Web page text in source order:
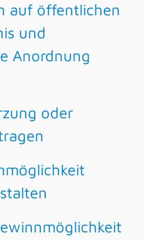
auf öffentlichen
und
Anordnung
oder